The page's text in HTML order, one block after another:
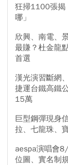
狂掃1100張揭
哪」
欣興、南電、
最賺？杜金龍
首選
漢光演習斷網
捷運台鐵高鐵
15萬
巨型鋼彈現身
拉、七龍珠、
aespa演唱會
位圖、實名制